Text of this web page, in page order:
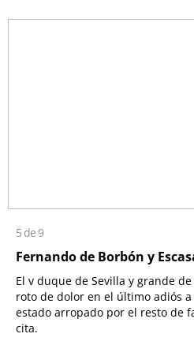
5 de 9
Fernando de Borbón y
El v duque de Sevilla y grande
roto de dolor en el último adiós
estado arropado por el resto de
cita.